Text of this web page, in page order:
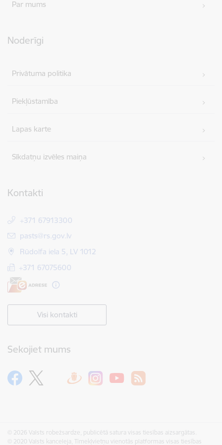
Par mums
Noderīgi
Privātuma politika
Piekļūstamība
Lapas karte
Sīkdatņu izvēles maiņa
Kontakti
+371 67913300
E-pasts:
pasts@rs.gov.lv
Rūdolfa iela 5, LV 1012
+371 67075600
Visi kontakti
Sekojiet mums
© 2026 Valsts robežsardze, publicētā satura visas tiesības aizsargātas.
© 2020 Valsts kanceleja, Tīmekļvietņu vienotās platformas visas tiesības